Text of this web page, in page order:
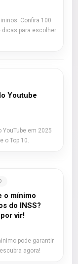
Confira 100
para escolher
Youtube
em 2025
o Top 10.
o mínimo
do INSS?
vir!
pode garantir
agora!